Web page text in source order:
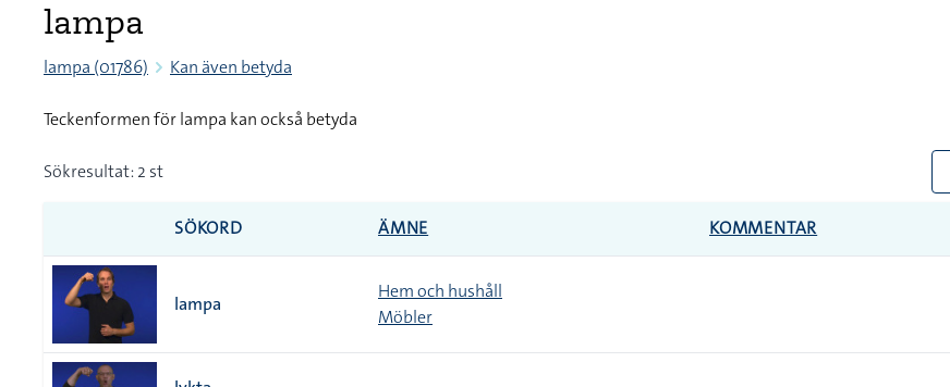
lampa
lampa (01786) Kan även betyda
Teckenformen för lampa kan också betyda
Sökresultat: 2 st
SÖKORD ÄMNE KOMMENTAR
lampa
Hem och hushåll
Möbler